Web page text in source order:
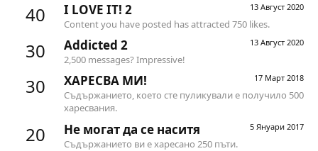
40 13 Август 2020
I LOVE IT! 2
Content you have posted has attracted 750 likes.
30 13 Август 2020
Addicted 2
2,500 messages? Impressive!
30 17 Март 2018
ХАРЕСВА МИ!
Съдържанието, което сте пуликували е получило 500
харесвания.
20 5 Януари 2017
Не могат да се наситя
Съдържанието ви е харесано 250 пъти.